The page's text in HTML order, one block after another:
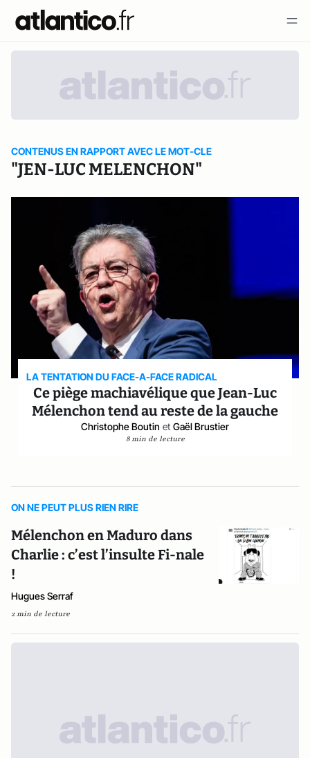
CONTENUS EN RAPPORT AVEC LE MOT-CLE
"JEN-LUC MELENCHON"
LA TENTATION DU FACE-A-FACE RADICAL
Ce piège machiavélique que Jean-Luc
Mélenchon tend au reste de la gauche
Christophe Boutin et Gaël Brustier
8 min de lecture
ON NE PEUT PLUS RIEN RIRE
Mélenchon en Maduro dans
Charlie : c’est l’insulte Fi-nale
!
Hugues Serraf
2 min de lecture